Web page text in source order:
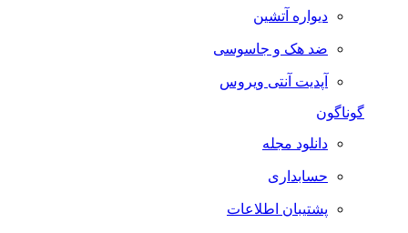
دیواره آتشین
ضد هک و جاسوسی
آپدیت آنتی ویروس
گوناگون
دانلود مجله
حسابداری
پشتیبان اطلاعات